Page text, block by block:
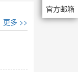
更多 >>
官方邮箱